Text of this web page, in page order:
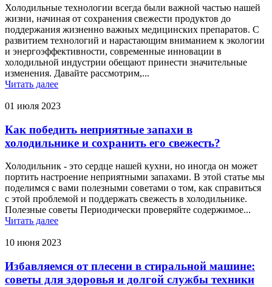
Холодильные технологии всегда были важной частью нашей
жизни, начиная от сохранения свежести продуктов до
поддержания жизненно важных медицинских препаратов. С
развитием технологий и нарастающим вниманием к экологии
и энергоэффективности, современные инновации в
холодильной индустрии обещают принести значительные
изменения. Давайте рассмотрим,...
Читать далее
01 июля 2023
Как победить неприятные запахи в
холодильнике и сохранить его свежесть?
Холодильник - это сердце нашей кухни, но иногда он может
портить настроение неприятными запахами. В этой статье мы
поделимся с вами полезными советами о том, как справиться
с этой проблемой и поддержать свежесть в холодильнике.
Полезные советы Периодически проверяйте содержимое...
Читать далее
10 июня 2023
Избавляемся от плесени в стиральной машине:
советы для здоровья и долгой службы техники